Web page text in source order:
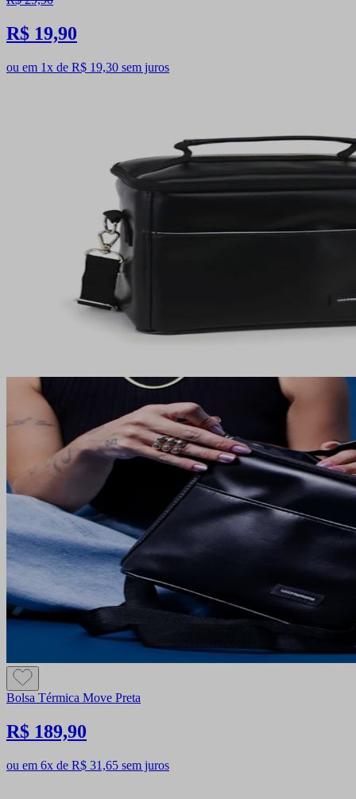
R$ 19,90
ou em 1x de R$ 19,30 sem juros
Bolsa Térmica Move Preta
R$ 189,90
ou em 6x de R$ 31,65 sem juros